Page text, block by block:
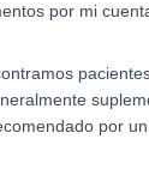
por mi
por